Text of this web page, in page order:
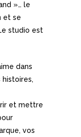
»… le
et se
studio est
dans
histoires,
et mettre
vos